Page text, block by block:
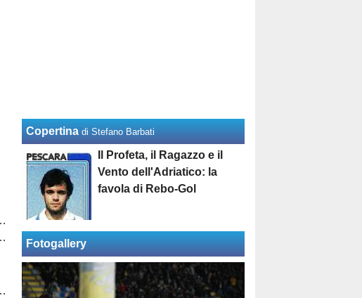
Copertina di Stefano Barbati
Il Profeta, il Ragazzo e il
Vento dell'Adriatico: la
favola di Rebo-Gol
Fotogallery